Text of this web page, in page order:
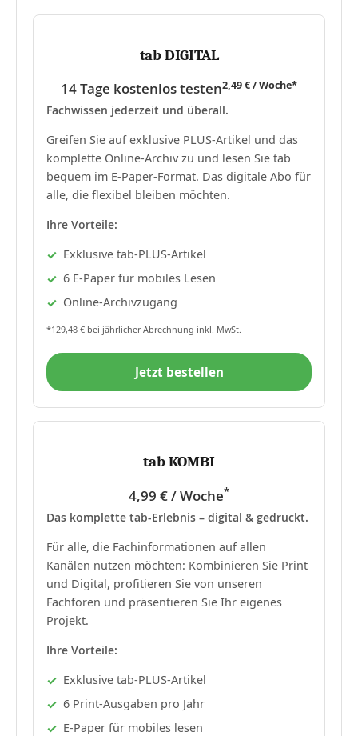
tab DIGITAL
14 Tage kostenlos testen2,49 € / Woche*
Fachwissen jederzeit und überall.
Greifen Sie auf exklusive PLUS-Artikel und das
komplette Online-Archiv zu und lesen Sie tab
bequem im E-Paper-Format. Das digitale Abo für
alle, die flexibel bleiben möchten.
Ihre Vorteile:
Exklusive tab-PLUS-Artikel
6 E-Paper für mobiles Lesen
Online-Archivzugang
*129,48 € bei jährlicher Abrechnung inkl. MwSt.
Jetzt bestellen
tab KOMBI
4,99 € / Woche*
Das komplette tab-Erlebnis – digital & gedruckt.
Für alle, die Fachinformationen auf allen
Kanälen nutzen möchten: Kombinieren Sie Print
und Digital, profitieren Sie von unseren
Fachforen und präsentieren Sie Ihr eigenes
Projekt.
Ihre Vorteile:
Exklusive tab-PLUS-Artikel
6 Print-Ausgaben pro Jahr
E-Paper für mobiles lesen